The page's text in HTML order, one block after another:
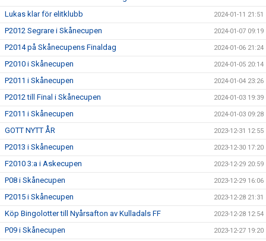
Lukas klar för elitklubb 2024-01-11 21:51
P2012 Segrare i Skånecupen 2024-01-07 09:19
P2014 på Skånecupens Finaldag 2024-01-06 21:24
P2010 i Skånecupen 2024-01-05 20:14
P2011 i Skånecupen 2024-01-04 23:26
P2012 till Final i Skånecupen 2024-01-03 19:39
F2011 i Skånecupen 2024-01-03 09:28
GOTT NYTT ÅR 2023-12-31 12:55
P2013 i Skånecupen 2023-12-30 17:20
F2010 3:a i Askecupen 2023-12-29 20:59
P08 i Skånecupen 2023-12-29 16:06
P2015 i Skånecupen 2023-12-28 21:31
Köp Bingolotter till Nyårsafton av Kulladals FF 2023-12-28 12:54
P09 i Skånecupen 2023-12-27 19:20